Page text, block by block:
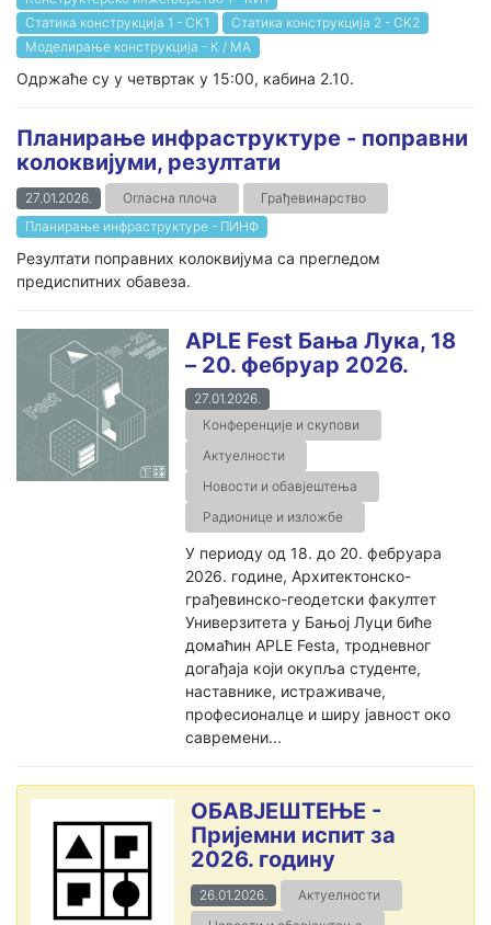
Статика конструкција 1 - СК1
Статика конструкција 2 - СК2
Моделирање конструкција - К / МА
Одржаће су у четвртак у 15:00, кабина 2.10.
Планирање инфраструктуре - поправни
колоквијуми, резултати
27.01.2026. Огласна плоча
Грађевинарство
Планирање инфраструктуре - ПИНФ
Резултати поправних колоквијума са прегледом
предиспитних обавеза.
APLE Fest Бања Лука, 18
– 20. фебруар 2026.
27.01.2026.
Конференције и скупови
Актуелности
Новости и обавјештења
Радионице и изложбе
У периоду од 18. до 20. фебруара
2026. године, Архитектонско-
грађевинско-геодетски факултет
Универзитета у Бањој Луци биће
домаћин APLE Festa, тродневног
догађаја који окупља студенте,
наставнике, истраживаче,
професионалце и ширу јавност око
савремени...
ОБАВЈЕШТЕЊЕ -
Пријемни испит за
2026. годину
26.01.2026.
Актуелности